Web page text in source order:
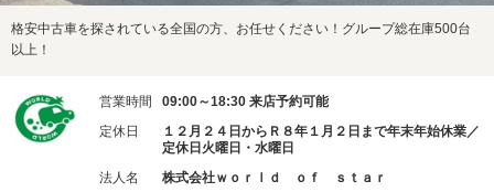
格安中古車を探されている全国の方、お任せください！グループ総在庫500台
以上！
営業時間
09:00～18:30 来店予約可能
定休日
１２月２４日からＲ８年１月２日まで年末年始休業／
定休日火曜日・水曜日
法人名
株式会社ｗｏｒｌｄ ｏｆ ｓｔａｒ